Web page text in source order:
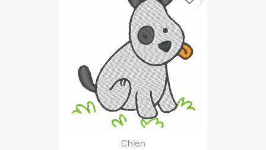
Chien